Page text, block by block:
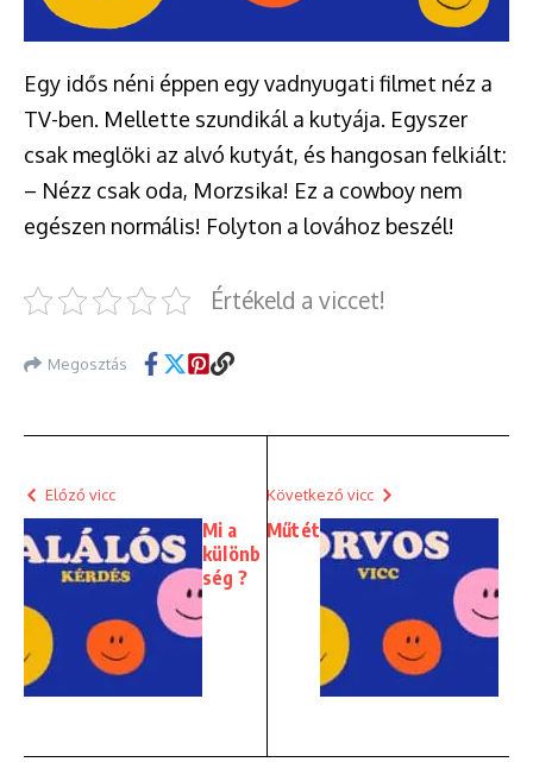
Egy idős néni éppen egy vadnyugati filmet néz a
TV-ben. Mellette szundikál a kutyája. Egyszer
csak meglöki az alvó kutyát, és hangosan felkiált:
– Nézz csak oda, Morzsika! Ez a cowboy nem
egészen normális! Folyton a lovához beszél!
Értékeld a viccet!
Megosztás
Előző vicc
Mi a
különb
ség ?
Következő vicc
Műtét